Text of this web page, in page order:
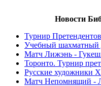
Новости
Турнир
Учебный шахматный
Матч Лижэнь -
Торонто. Турнир
Русские художники
Матч Непомнящий -